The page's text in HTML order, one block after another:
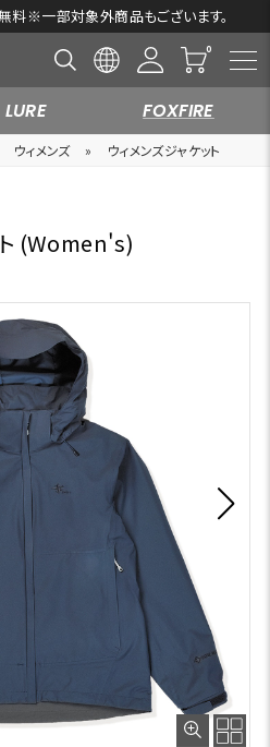
※一部対象外商品もございます。
LURE FOXFIRE
ウィメンズ » ウィメンズジャケット
(Women's)